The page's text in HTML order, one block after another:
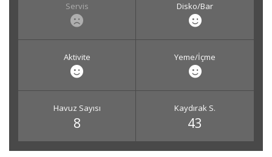
Servis Disko/Bar
Aktivite Yeme/İçme
Havuz Sayısı
8
Kaydırak S.
43